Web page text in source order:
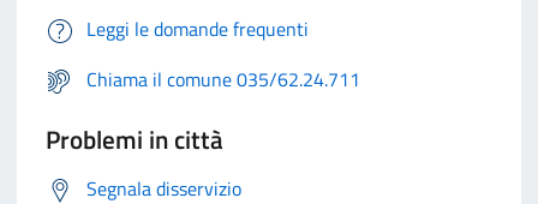
Leggi le domande frequenti
Chiama il comune 035/62.24.711
Problemi in città
Segnala disservizio